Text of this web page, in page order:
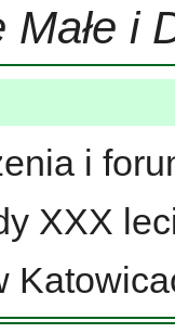
Małe i
i
XXX